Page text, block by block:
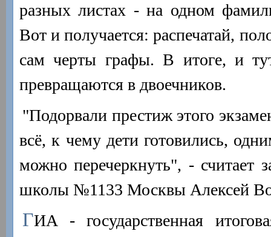
разных листах - на одном
Вот и получается: распечатай,
сам черты графы. В итоге, и
превращаются в двоечников.
"Подорвали престиж этого
всё, к чему дети готовились,
можно перечеркнуть", - считает
школы №1133 Москвы Алексей
ГИА - государственная